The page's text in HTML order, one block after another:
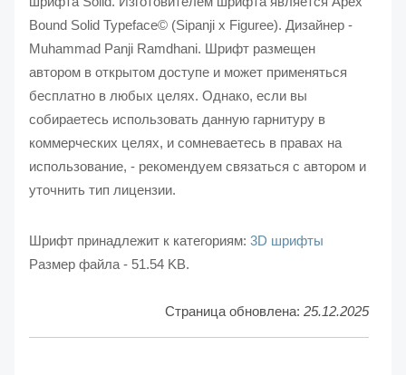
Bound Solid Typeface© (Sipanji x Figuree). Дизайнер -
Muhammad Panji Ramdhani. Шрифт размещен
автором в открытом доступе и может применяться
бесплатно в любых целях. Однако, если вы
собираетесь использовать данную гарнитуру в
коммерческих целях, и сомневаетесь в правах на
использование, - рекомендуем связаться с автором и
уточнить тип лицензии.
Шрифт принадлежит к категориям: 3D шрифты
Размер файла - 51.54 KB.
Страница обновлена: 25.12.2025